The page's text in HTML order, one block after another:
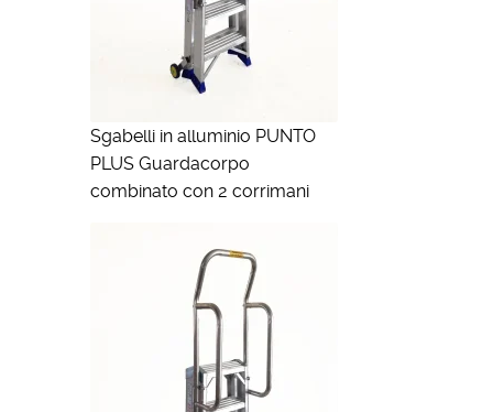
Sgabelli in alluminio PUNTO
PLUS Guardacorpo
combinato con 2 corrimani